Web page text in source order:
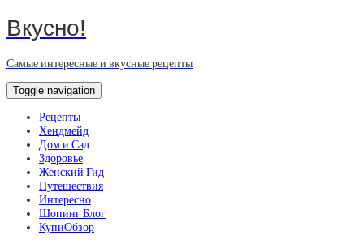
Вкусно!
Самые интересные и вкусные рецепты
Toggle navigation
Рецепты
Хендмейд
Дом и Сад
Здоровье
Женский Гид
Путешествия
Интересно
Шопинг Блог
КупиОбзор